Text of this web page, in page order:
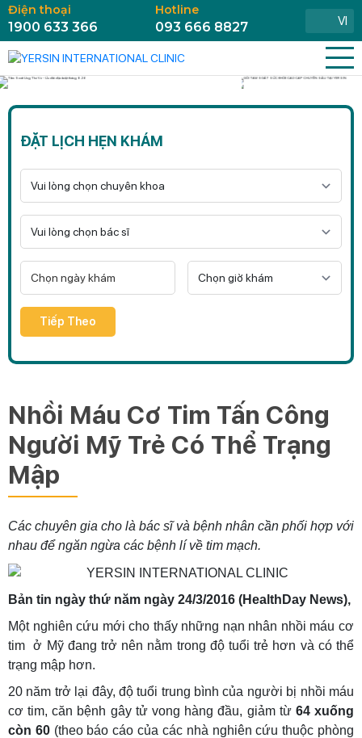
Điện thoại
1900 633 366
Hotline
093 666 8827 VI
ĐẶT LỊCH HẸN KHÁM
Tiếp Theo
Nhồi Máu Cơ Tim Tấn Công
Người Mỹ Trẻ Có Thể Trạng
Mập
Các chuyên gia cho là bác sĩ và bệnh nhân cần phối hợp với
nhau để ngăn ngừa các bệnh lí về tim mạch.
Bản tin ngày thứ năm ngày 24/3/2016 (HealthDay News),
Một nghiên cứu mới cho thấy những nạn nhân nhồi máu cơ
tim ở Mỹ đang trở nên nằm trong độ tuổi trẻ hơn và có thể
trạng mập hơn.
20 năm trở lại đây, độ tuổi trung bình của người bị nhồi máu
cơ tim, căn bệnh gây tử vong hàng đầu, giảm từ 64 xuống
còn 60(theo báo cáo của các nhà nghiên cứu thuộc phòng